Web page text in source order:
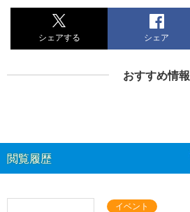
シェアする シェア
おすすめ情報
閲覧履歴